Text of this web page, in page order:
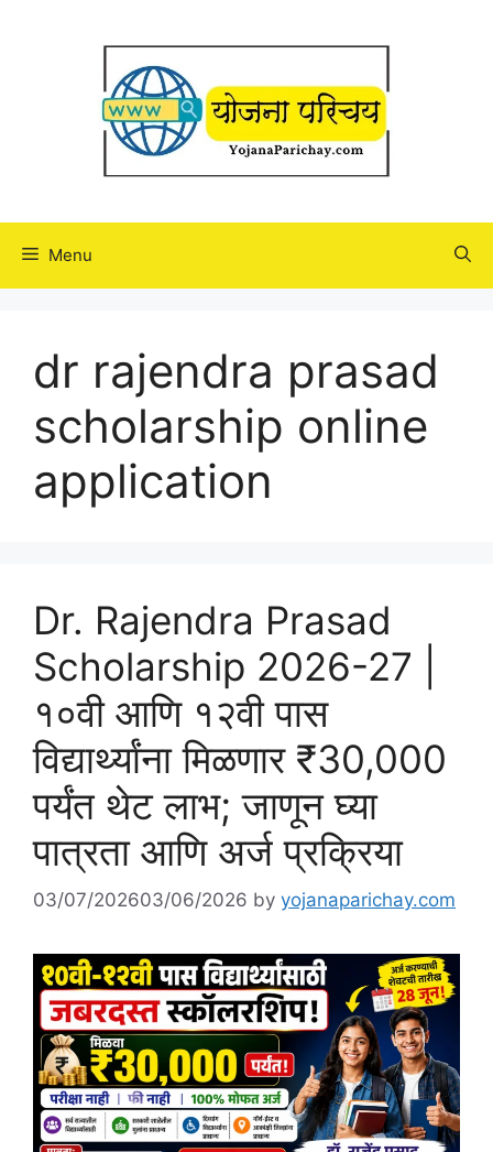
Menu
dr rajendra prasad
scholarship online
application
Dr. Rajendra Prasad
Scholarship 2026-27 |
१०वी आणि १२वी पास
विद्यार्थ्यांना मिळणार ₹30,000
पर्यंत थेट लाभ; जाणून घ्या
पात्रता आणि अर्ज प्रक्रिया
03/07/202603/06/2026 by yojanaparichay.com